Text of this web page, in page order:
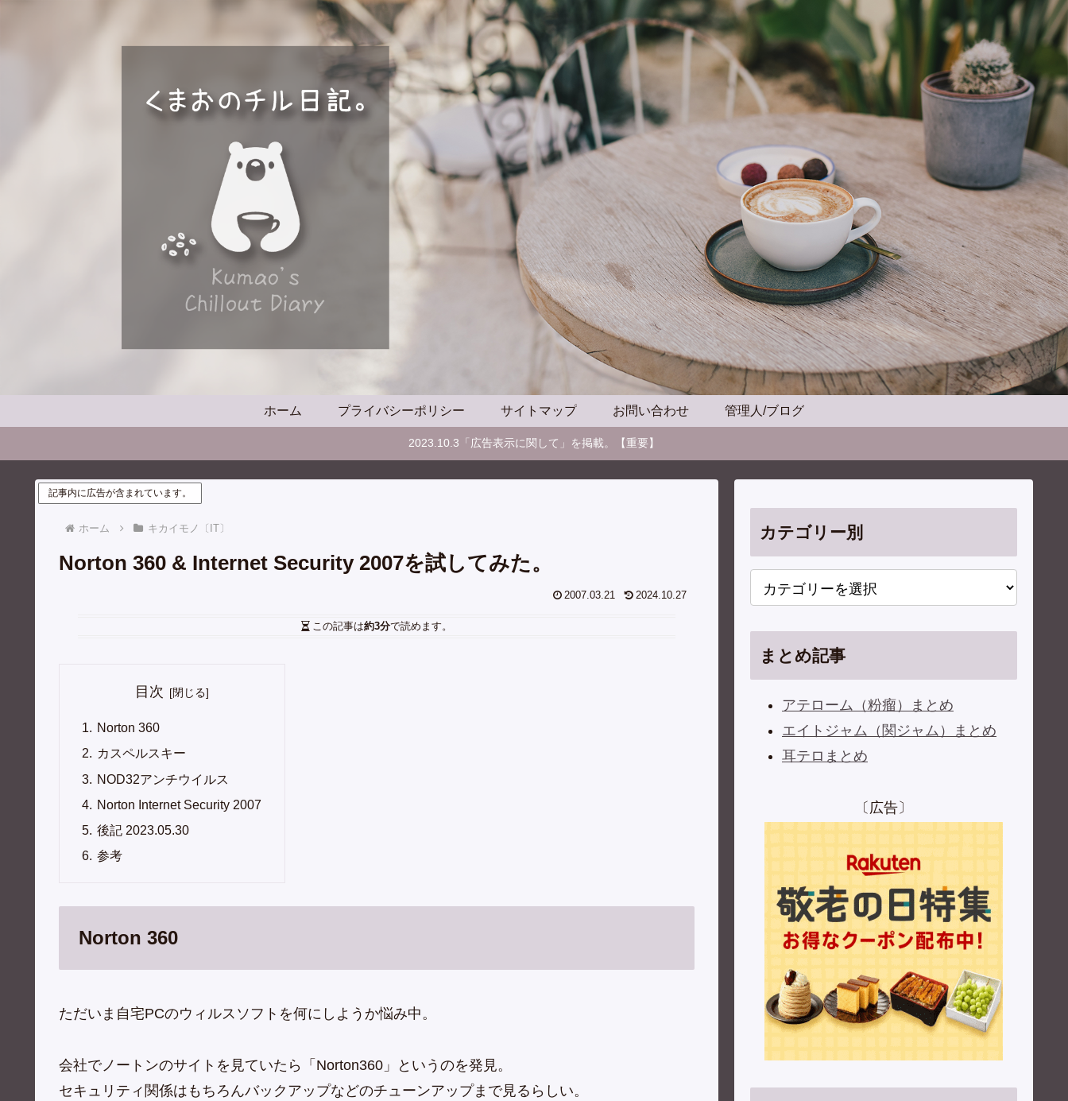
ホーム プライバシーポリシー サイトマップ お問い合わせ 管理人/ブログ
2023.10.3「広告表示に関して」を掲載。【重要】
記事内に広告が含まれています。
ホーム キカイモノ〔IT〕
Norton 360 & Internet Security 2007を試してみた。
2007.03.21 2024.10.27
この記事は約3分で読めます。
目次
Norton 360
カスペルスキー
NOD32アンチウイルス
Norton Internet Security 2007
後記 2023.05.30
参考
Norton 360
ただいま自宅PCのウィルスソフトを何にしようか悩み中。
会社でノートンのサイトを見ていたら「Norton360」というのを発見。
セキュリティ関係はもちろんバックアップなどのチューンアップまで見るらしい。
カテゴリー別
まとめ記事
アテローム（粉瘤）まとめ
エイトジャム（関ジャム）まとめ
耳テロまとめ
〔広告〕